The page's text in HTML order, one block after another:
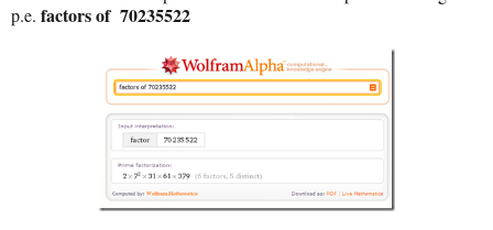
p.e. factors of 70235522